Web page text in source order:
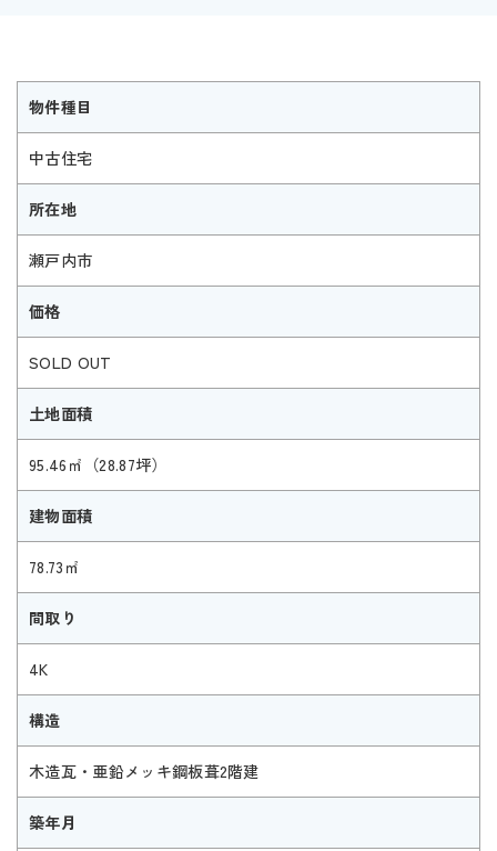
物件種目
中古住宅
所在地
瀬戸内市
価格
SOLD OUT
土地面積
95.46㎡（28.87坪）
建物面積
78.73㎡
間取り
4K
構造
木造瓦・亜鉛メッキ鋼板葺2階建
築年月